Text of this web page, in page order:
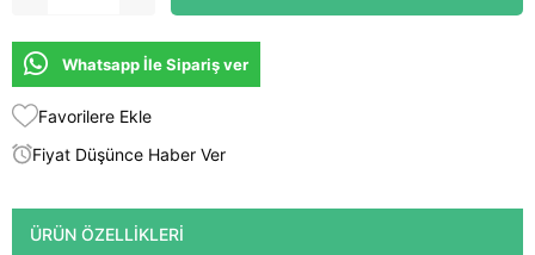
Whatsapp İle Sipariş ver
Favorilere Ekle
Fiyat Düşünce Haber Ver
ÜRÜN ÖZELLIKLERI